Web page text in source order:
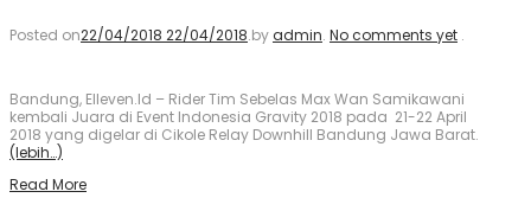
Posted on22/04/2018 22/04/2018.byadmin. No comments yet .
Bandung, Elleven.Id – Rider Tim Sebelas Max Wan Samikawani
kembali Juara di Event Indonesia Gravity 2018 pada 21-22 April
2018 yang digelar di Cikole Relay Downhill Bandung Jawa Barat.
(lebih…)
Read More